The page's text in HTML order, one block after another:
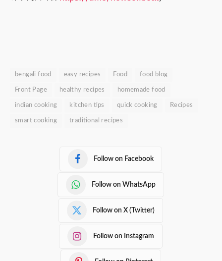
bengali food easy recipes Food food blog
Front Page healthy recipes homemade food
indian cooking kitchen tips quick cooking Recipes
smart cooking traditional recipes
Follow on Facebook
Follow on WhatsApp
Follow on X (Twitter)
Follow on Instagram